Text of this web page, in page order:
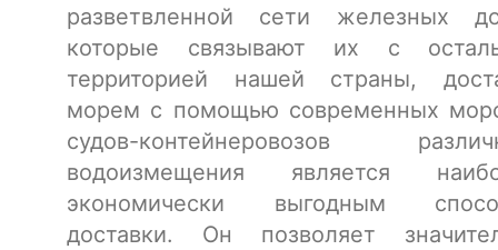
разветвленной сети железных
которые связывают их с
территорией нашей страны,
морем с помощью современных
судов-контейнеровозов
водоизмещения является
экономически выгодным
доставки. Он позволяет